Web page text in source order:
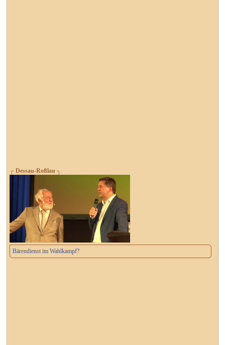
┌ Dessau-Roßlau ┐
Bärendienst im Wahlkampf?